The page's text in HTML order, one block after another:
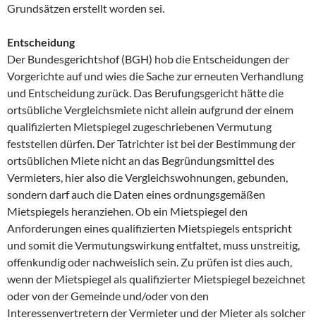
Grundsätzen erstellt worden sei.
Entscheidung
Der Bundesgerichtshof (BGH) hob die Entscheidungen der
Vorgerichte auf und wies die Sache zur erneuten Verhandlung
und Entscheidung zurück. Das Berufungsgericht hätte die
ortsübliche Vergleichsmiete nicht allein aufgrund der einem
qualifizierten Mietspiegel zugeschriebenen Vermutung
feststellen dürfen. Der Tatrichter ist bei der Bestimmung der
ortsüblichen Miete nicht an das Begründungsmittel des
Vermieters, hier also die Vergleichswohnungen, gebunden,
sondern darf auch die Daten eines ordnungsgemäßen
Mietspiegels heranziehen. Ob ein Mietspiegel den
Anforderungen eines qualifizierten Mietspiegels entspricht
und somit die Vermutungswirkung entfaltet, muss unstreitig,
offenkundig oder nachweislich sein. Zu prüfen ist dies auch,
wenn der Mietspiegel als qualifizierter Mietspiegel bezeichnet
oder von der Gemeinde und/oder von den
Interessenvertretern der Vermieter und der Mieter als solcher